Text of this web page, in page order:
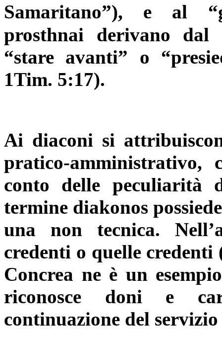
Samaritano”), e al
prosthnai derivano dal
“stare avanti” o
1Tim. 5:17).
Ai diaconi si
pratico-
conto delle peculiarità
termine diakonos
una non tecnica.
credenti o quelle credenti
Concrea ne è un
riconosce doni e
continuazione del